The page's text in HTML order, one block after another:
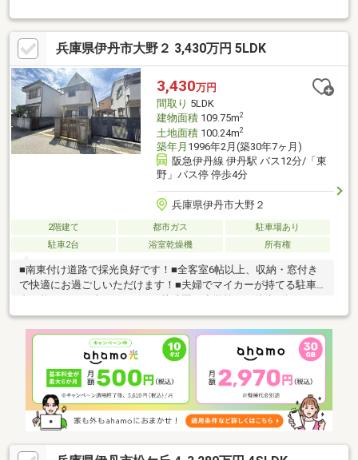
トイレ 等【張替】全居室クロス【その他】浴室リフレッシュコー
ティング 他▼周辺環境・関西スーパー久代店 徒歩8分(約600m)※
容積率は前面道路幅員により196%に制限※宅地造成及び特定盛土
等規制法:許可の対象となる工事を行う場合、着手前に必ず兵庫県
知事の許可が必要■ ご希望の住まい探しをお手伝いします
━━━━━・・・物件の詳細・ご相談はお気軽にお問い合わせく
ださい。
兵庫県伊丹市大野２ 3,430万円 5LDK
3,430万円
間取り 5LDK
建物面積109.75m2
土地面積100.24m2
築年月 1996年2月(築30年7ヶ月)
阪急伊丹線 伊丹駅 バス12分/「東
野」バス停 停歩4分
兵庫県伊丹市大野２
2階建て 都市ガス
駐車場あり
駐車2台
浴室乾燥機 所有権
■南東付け道路で採光良好です！■全客室6帖以上、収納・窓付き
で快適にお過ごしいただけます！■夫婦でマイカーが持てる駐車2
で、お子様の通学も安心です！■2024年12月にリフォーム履歴あ
り！（全室クロス貼替、CF貼替、キッチン新調、洗面室新調、浴
室新調、トイレ新調）■周辺は閑静な住宅街となっており、子育
てにも最適な住環境です。■水回りが集中しており、家事動線良
好です！■家族の様子を感じながらお料理できるキッチン、リビ
ングとの一体感のある開放的な空間！～周辺施設～荻野小学
校・・・徒歩5分（400ｍ）